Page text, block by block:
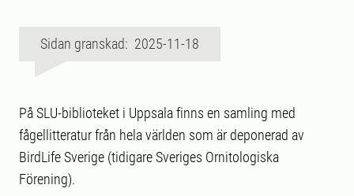
Sidan granskad: 2025-11-18
På SLU-biblioteket i Uppsala finns en samling med
fågellitteratur från hela världen som är deponerad av
BirdLife Sverige (tidigare Sveriges Ornitologiska
Förening).